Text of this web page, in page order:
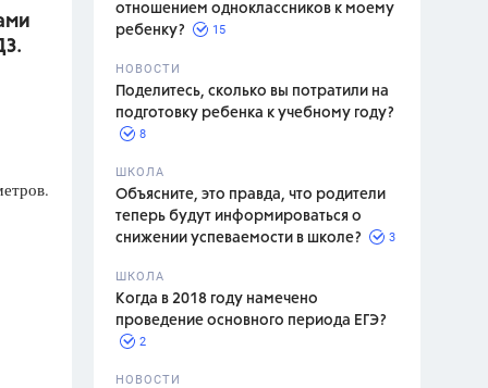
Л.С.,
отношением одноклассников к моему
ребенку?
15
НОВОСТИ
Поделитесь, сколько вы потратили на
подготовку ребенка к учебному году?
8
ШКОЛА
Объясните, это правда, что родители
теперь будут информироваться о
снижении успеваемости в школе?
3
ШКОЛА
Когда в 2018 году намечено
проведение основного периода ЕГЭ?
2
НОВОСТИ